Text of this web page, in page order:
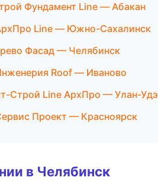
Фундамент Line — Абакан
Line — Южно-Сахалинск
Фасад — Челябинск
Roof — Иваново
Строй Line АрхПро — Улан-Удэ
Проект — Красноярск
в Челябинск